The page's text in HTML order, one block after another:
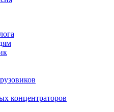
концентраторов